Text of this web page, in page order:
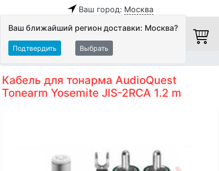
Ваш город: Москва
Ваш ближайший регион доставки: Москва?
Подтвердить Выбрать
Кабель для тонарма AudioQuest
Tonearm Yosemite JIS-2RCA 1.2 m